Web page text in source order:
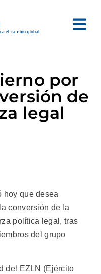
por
de
legal
hoy que desea
conversión de la
política legal, tras
del grupo
del EZLN (Ejército